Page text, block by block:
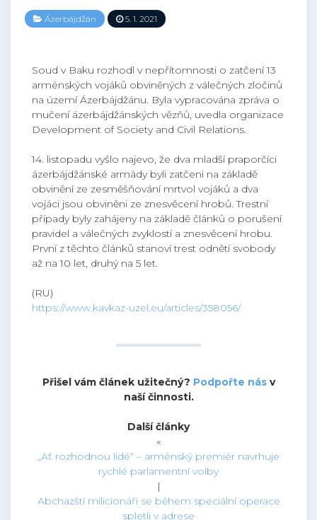
Ázerbájdžán 5. 1. 2021
Soud v Baku rozhodl v nepřítomnosti o zatčení 13
arménských vojáků obviněných z válečných zločinů
na území Ázerbájdžánu. Byla vypracována zpráva o
mučení ázerbájdžánských vězňů, uvedla organizace
Development of Society and Civil Relations.
14. listopadu vyšlo najevo, že dva mladší praporčíci
ázerbájdžánské armády byli zatčeni na základě
obvinění ze zesměšňování mrtvol vojáků a dva
vojáci jsou obviněni ze znesvěcení hrobů. Trestní
případy byly zahájeny na základě článků o porušení
pravidel a válečných zvyklostí a znesvěcení hrobu.
První z těchto článků stanoví trest odnětí svobody
až na 10 let, druhý na 5 let.
(RU)
https://www.kavkaz-uzel.eu/articles/358056/
Přišel vám článek užitečný? Podpořte násv
naší činnosti.
Další články
«
„Ať rozhodnou lidé“ – arménský premiér navrhuje
rychlé parlamentní volby
|
Abchazští milicionáři se během speciální operace
spletli v adrese